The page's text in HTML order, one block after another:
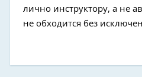
лично инструктору, а не
не обходится без